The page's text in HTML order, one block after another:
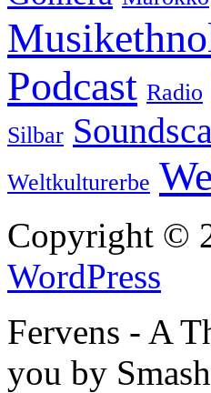
Podcast Radio
Silbar
Weltkulturerbe
Copyright ©
WordPress
Fervens - A
you by